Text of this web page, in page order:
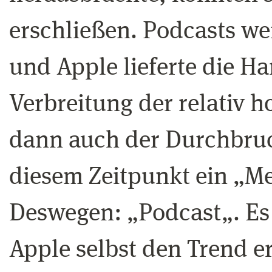
erschließen. Podcasts
und Apple lieferte die
Verbreitung der relativ
dann auch der
diesem Zeitpunkt ein
Deswegen: „Podcast„.
Apple selbst den Trend